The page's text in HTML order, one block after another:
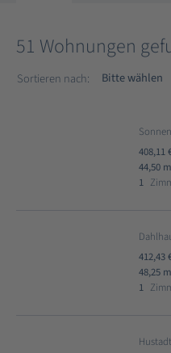
51 Wohnungen
Sortieren nach:
408,11
44,50 m
1
412,43
48,25 m
1